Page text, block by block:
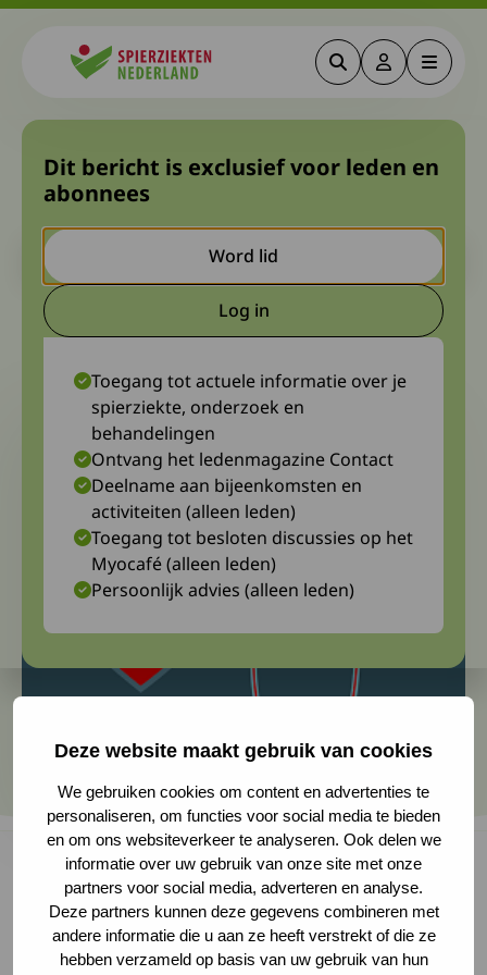
Deze website maakt gebruik van cookies
We gebruiken cookies om content en advertenties te
personaliseren, om functies voor social media te bieden
en om ons websiteverkeer te analyseren. Ook delen we
informatie over uw gebruik van onze site met onze
partners voor social media, adverteren en analyse.
Deze partners kunnen deze gegevens combineren met
andere informatie die u aan ze heeft verstrekt of die ze
hebben verzameld op basis van uw gebruik van hun
ZoekenDeze link
Menu
Guy: “Ik ben plasmadonors
ontzettend dankbaar”
Let op. Dit is een ouder bericht. Het kan zijn dat de inhoud niet
meer actueel is.
20 juni 2022
Diagnosewerkgroep Myositis van Spierziekten Nederland
Guy van de Poel is lid van Spierziekten
Nederland en heeft polymyositis. Daarnaast zet
Dit bericht is exclusief voor leden en
abonnees
Word lid
Log inDeze link gaat naar een
Toegang tot actuele informatie over je
spierziekte, onderzoek en
behandelingen
Ontvang het ledenmagazine Contact
Deelname aan bijeenkomsten en
activiteiten (alleen leden)
Toegang tot besloten discussies op het
Myocafé (alleen leden)
Persoonlijk advies (alleen leden)